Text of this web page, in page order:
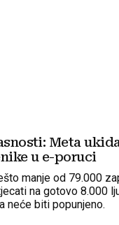
Meta
u e-poruci
manje od 79.000
na gotovo 8.000
neće biti popunjeno.